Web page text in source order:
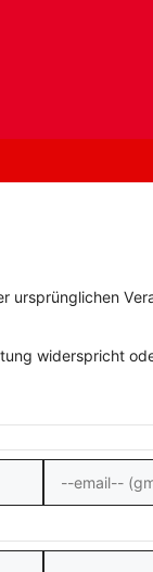
ursprünglichen
widerspricht